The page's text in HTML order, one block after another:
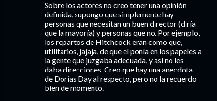
Sobre los actores no creo tener una opinión
definida, supongo que simplemente hay
personas que necesitan un buen director (diría
que la mayoría) y personas que no. Por ejemplo,
los repartos de Hitchcock eran como que,
utilitarios, jajaja, de que el ponía en los papeles a
la gente que juzgaba adecuada, y así no les
daba direcciones. Creo que hay una anecdota
de Dorias Day al respecto, pero no la recuerdo
bien de momento.